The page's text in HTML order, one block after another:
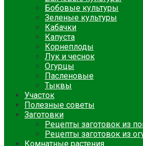
Бобовые культуры
Зеленые культуры
Кабачки
Капуста
Корнеплоды
Лук и чеснок
Огурцы
Пасленовые
Тыквы
Участок
Полезные советы
Заготовки
Рецепты заготовок из
Рецепты заготовок из
Комнатные растения